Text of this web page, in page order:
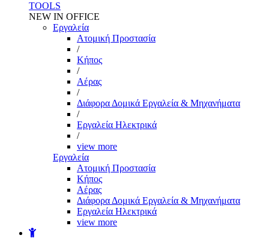
TOOLS
NEW IN OFFICE
Εργαλεία
Aτομική Προστασία
/
Kήπος
/
Αέρας
/
Διάφορα Δομικά Εργαλεία & Μηχανήματα
/
Εργαλεία Ηλεκτρικά
/
view more
Εργαλεία
Aτομική Προστασία
Kήπος
Αέρας
Διάφορα Δομικά Εργαλεία & Μηχανήματα
Εργαλεία Ηλεκτρικά
view more